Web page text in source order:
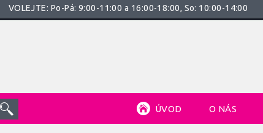
VOLEJTE: Po-Pá: 9:00-11:00 a 16:00-18:00, So: 10:00-14:00
ÚVOD O NÁS